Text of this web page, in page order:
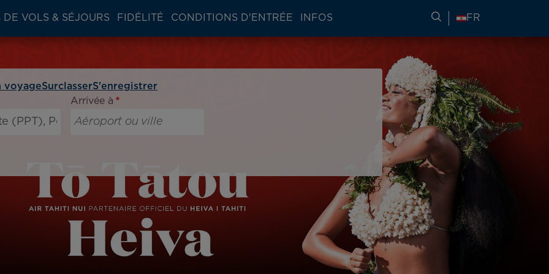
DE VOLS & SÉJOURS FIDÉLITÉ CONDITIONS D'ENTRÉE INFOS RECHERCHER DES
FR
voyageSurclasserS'enregistrer
Arrivée à